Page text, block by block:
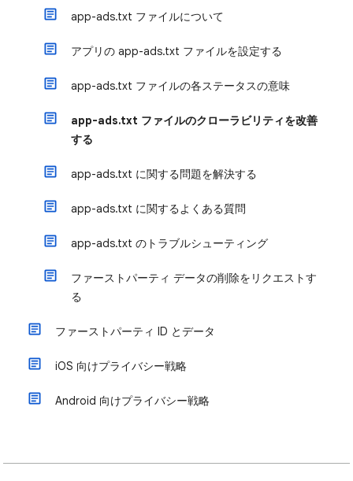
app-ads.txt ファイルについて
アプリの app-ads.txt ファイルを設定する
app-ads.txt ファイルの各ステータスの意味
app-ads.txt ファイルのクローラビリティを改善
する
app-ads.txt に関する問題を解決する
app-ads.txt に関するよくある質問
app-ads.txt のトラブルシューティング
ファーストパーティ データの削除をリクエストす
る
ファーストパーティ ID とデータ
iOS 向けプライバシー戦略
Android 向けプライバシー戦略